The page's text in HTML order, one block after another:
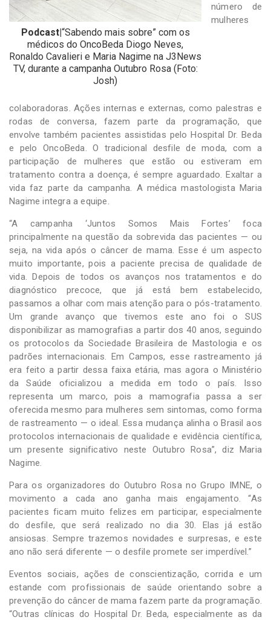
Podcast|“Sabendo mais sobre” com os
médicos do OncoBeda Diogo Neves,
Ronaldo Cavalieri e Maria Nagime na J3News
TV, durante a campanha Outubro Rosa (Foto:
Josh)
número de
mulheres
colaboradoras. Ações internas e externas, como palestras e
rodas de conversa, fazem parte da programação, que
envolve também pacientes assistidas pelo Hospital Dr. Beda
e pelo OncoBeda. O tradicional desfile de moda, com a
participação de mulheres que estão ou estiveram em
tratamento contra a doença, é sempre aguardado. Exaltar a
vida faz parte da campanha. A médica mastologista Maria
Nagime integra a equipe.
“A campanha ‘Juntos Somos Mais Fortes’ foca
principalmente na questão da sobrevida das pacientes — ou
seja, na vida após o câncer de mama. Esse é um aspecto
muito importante, pois a paciente precisa de qualidade de
vida. Depois de todos os avanços nos tratamentos e do
diagnóstico precoce, que já está bem estabelecido,
passamos a olhar com mais atenção para o pós-tratamento.
Um grande avanço que tivemos este ano foi o SUS
disponibilizar as mamografias a partir dos 40 anos, seguindo
os protocolos da Sociedade Brasileira de Mastologia e os
padrões internacionais. Em Campos, esse rastreamento já
era feito a partir dessa faixa etária, mas agora o Ministério
da Saúde oficializou a medida em todo o país. Isso
representa um marco, pois a mamografia passa a ser
oferecida mesmo para mulheres sem sintomas, como forma
de rastreamento — o ideal. Essa mudança alinha o Brasil aos
protocolos internacionais de qualidade e evidência científica,
um presente significativo neste Outubro Rosa”, diz Maria
Nagime.
Para os organizadores do Outubro Rosa no Grupo IMNE, o
movimento a cada ano ganha mais engajamento. “As
pacientes ficam muito felizes em participar, especialmente
do desfile, que será realizado no dia 30. Elas já estão
ansiosas. Sempre trazemos novidades e surpresas, e este
ano não será diferente — o desfile promete ser imperdível.”
Eventos sociais, ações de conscientização, corrida e um
estande com profissionais de saúde orientando sobre a
prevenção do câncer de mama fazem parte da programação.
“Outras clínicas do Hospital Dr. Beda, especialmente as da